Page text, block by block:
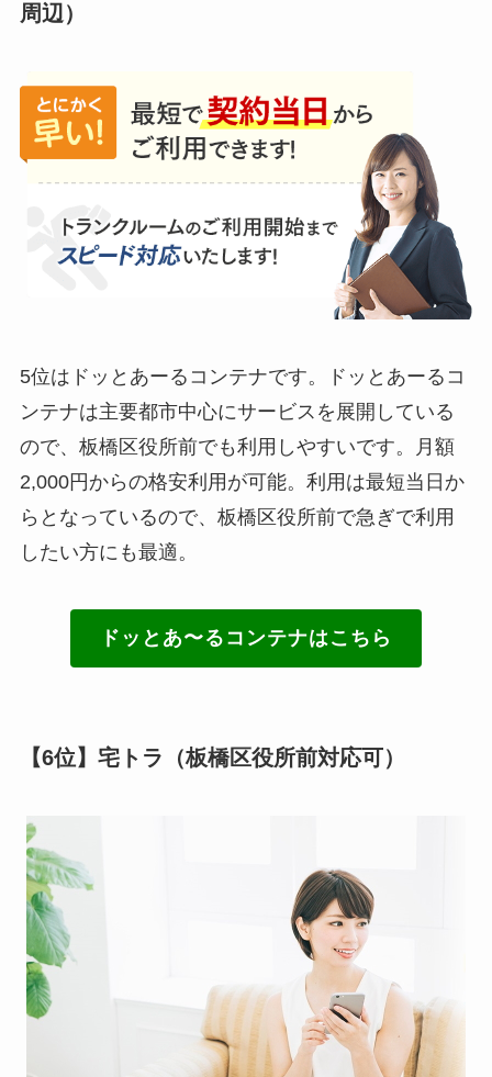
周辺）
5位はドッとあーるコンテナです。ドッとあーるコ
ンテナは主要都市中心にサービスを展開している
ので、板橋区役所前でも利用しやすいです。月額
2,000円からの格安利用が可能。利用は最短当日か
らとなっているので、板橋区役所前で急ぎで利用
したい方にも最適。
ドッとあ〜るコンテナはこちら
【6位】宅トラ（板橋区役所前対応可）